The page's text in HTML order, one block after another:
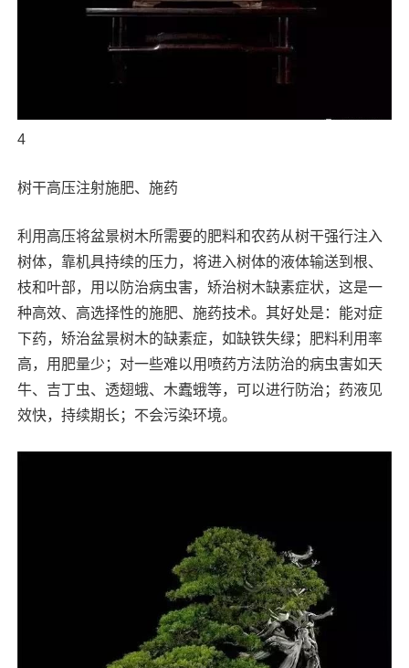
4
树干高压注射施肥、施药
利用高压将盆景树木所需要的肥料和农药从树干强行注入
树体，靠机具持续的压力，将进入树体的液体输送到根、
枝和叶部，用以防治病虫害，矫治树木缺素症状，这是一
种高效、高选择性的施肥、施药技术。其好处是：能对症
下药，矫治盆景树木的缺素症，如缺铁失绿；肥料利用率
高，用肥量少；对一些难以用喷药方法防治的病虫害如天
牛、吉丁虫、透翅蛾、木蠹蛾等，可以进行防治；药液见
效快，持续期长；不会污染环境。